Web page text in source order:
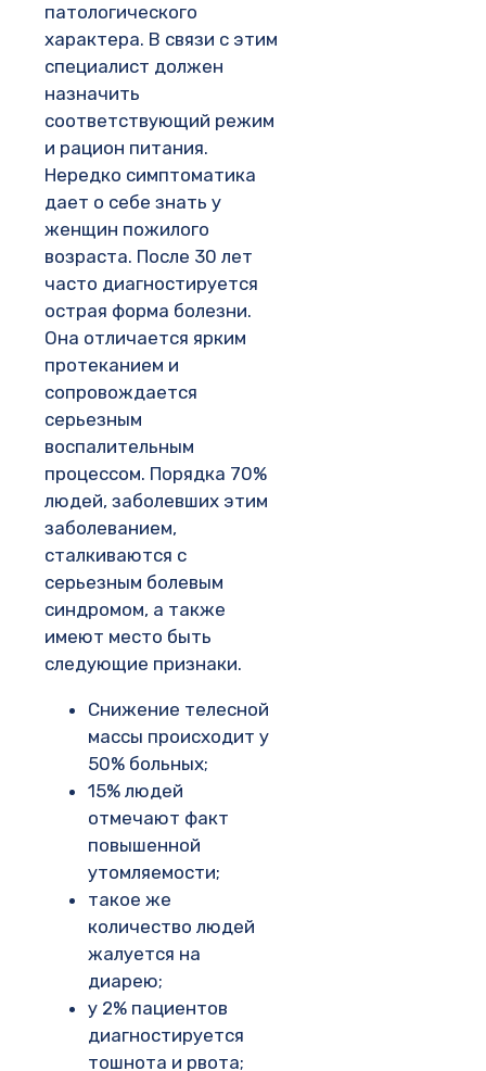
патологического
характера. В связи с этим
специалист должен
назначить
соответствующий режим
и рацион питания.
Нередко симптоматика
дает о себе знать у
женщин пожилого
возраста. После 30 лет
часто диагностируется
острая форма болезни.
Она отличается ярким
протеканием и
сопровождается
серьезным
воспалительным
процессом. Порядка 70%
людей, заболевших этим
заболеванием,
сталкиваются с
серьезным болевым
синдромом, а также
имеют место быть
следующие признаки.
Снижение телесной
массы происходит у
50% больных;
15% людей
отмечают факт
повышенной
утомляемости;
такое же
количество людей
жалуется на
диарею;
у 2% пациентов
диагностируется
тошнота и рвота;